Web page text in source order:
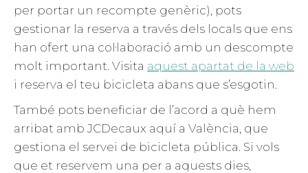
per portar un recompte genèric), pots
gestionar la reserva a través dels locals que ens
han ofert una col·laboració amb un descompte
molt important. Visita aquest apartat de la web
i reserva el teu bicicleta abans que s’esgotin.
També pots beneficiar de l’acord a què hem
arribat amb JCDecaux aquí a València, que
gestiona el servei de bicicleta pública. Si vols
que et reservem una per a aquests dies,